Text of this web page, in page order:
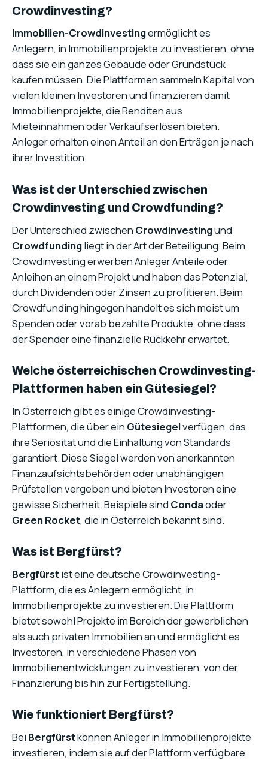
Crowdinvesting?
Immobilien-Crowdinvestingermöglicht es
Anlegern, in Immobilienprojekte zu investieren, ohne
dass sie ein ganzes Gebäude oder Grundstück
kaufen müssen. Die Plattformen sammeln Kapital von
vielen kleinen Investoren und finanzieren damit
Immobilienprojekte, die Renditen aus
Mieteinnahmen oder Verkaufserlösen bieten.
Anleger erhalten einen Anteil an den Erträgen je nach
ihrer Investition.
Was ist der Unterschied zwischen
Crowdinvesting und Crowdfunding?
Der Unterschied zwischen Crowdinvestingund
Crowdfundingliegt in der Art der Beteiligung. Beim
Crowdinvesting erwerben Anleger Anteile oder
Anleihen an einem Projekt und haben das Potenzial,
durch Dividenden oder Zinsen zu profitieren. Beim
Crowdfunding hingegen handelt es sich meist um
Spenden oder vorab bezahlte Produkte, ohne dass
der Spender eine finanzielle Rückkehr erwartet.
Welche österreichischen Crowdinvesting-
Plattformen haben ein Gütesiegel?
In Österreich gibt es einige Crowdinvesting-
Plattformen, die über ein Gütesiegelverfügen, das
ihre Seriosität und die Einhaltung von Standards
garantiert. Diese Siegel werden von anerkannten
Finanzaufsichtsbehörden oder unabhängigen
Prüfstellen vergeben und bieten Investoren eine
gewisse Sicherheit. Beispiele sindCondaoder
Green Rocket, die in Österreich bekannt sind.
Was ist Bergfürst?
Bergfürstist eine deutsche Crowdinvesting-
Plattform, die es Anlegern ermöglicht, in
Immobilienprojekte zu investieren. Die Plattform
bietet sowohl Projekte im Bereich der gewerblichen
als auch privaten Immobilien an und ermöglicht es
Investoren, in verschiedene Phasen von
Immobilienentwicklungen zu investieren, von der
Finanzierung bis hin zur Fertigstellung.
Wie funktioniert Bergfürst?
Bei Bergfürstkönnen Anleger in Immobilienprojekte
investieren, indem sie auf der Plattform verfügbare